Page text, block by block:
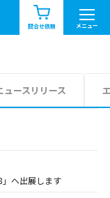
問合せ依頼 メニュー
知らせ一覧
ュースリリース
」へ出展します